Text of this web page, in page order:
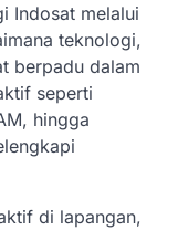
Indosat melalui
teknologi,
berpadu dalam
seperti
hingga
di lapangan,